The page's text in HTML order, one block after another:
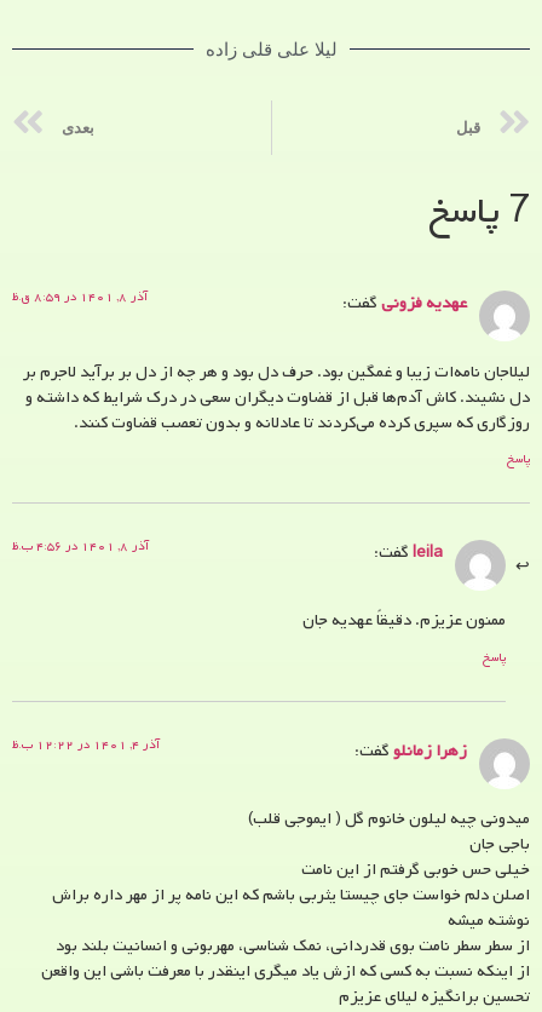
لیلا علی قلی زاده
قبل بعدی
7 پاسخ
عهدیه فزونیگفت: آذر ۸, ۱۴۰۱ در ۸:۵۹ ق.ظ
لیلا‌جان نامه‌ات زیبا و غمگین بود. حرف دل بود و هر چه از دل بر برآید لاجرم بر
دل نشیند. کاش آدم‌ها قبل از قضاوت دیگران سعی در درک شرایط که داشته و
روزگاری که سپری کرده می‌کردند تا عادلانه و بدون تعصب قضاوت کنند.
پاسخ
leilaگفت: آذر ۸, ۱۴۰۱ در ۴:۵۶ ب.ظ
ممنون عزیزم. دقیقاً عهدیه جان
پاسخ
زهرا زمانلوگفت: آذر ۴, ۱۴۰۱ در ۱۲:۲۲ ب.ظ
میدونی چیه لیلون خانوم گل ( ایموجی قلب)
باجی جان
خیلی حس خوبی گرفتم از این نامت
اصلن دلم خواست جای چیستا یثربی باشم که این نامه پر از مهر داره براش
نوشته میشه
از سطر سطر نامت بوی قدردانی، نمک شناسی، مهربونی و انسانیت بلند بود
از اینکه نسبت به کسی که ازش یاد میگری اینقدر با معرفت باشی این واقعن
تحسین برانگیزه لیلای عزیزم